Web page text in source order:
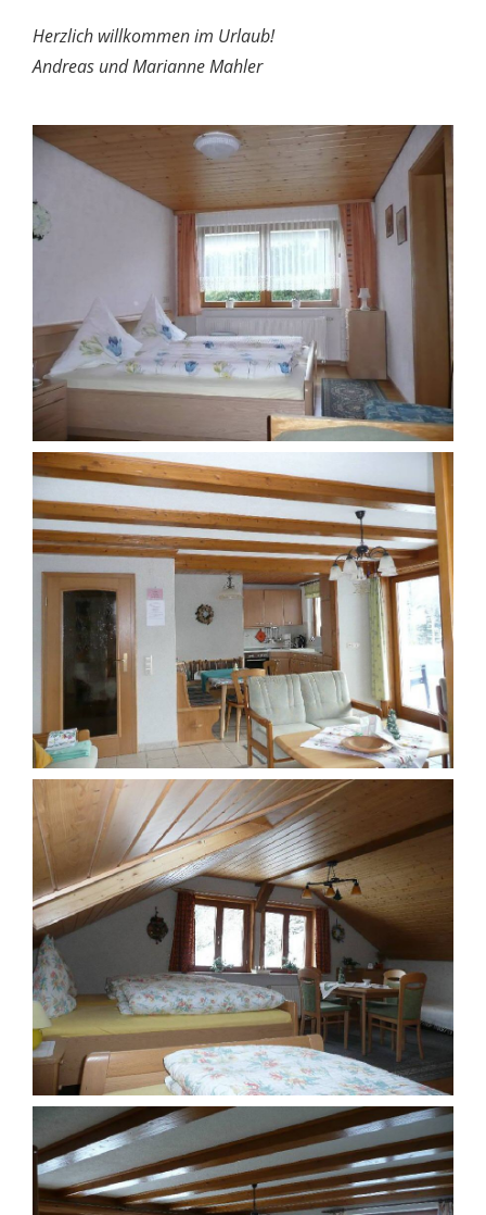
Herzlich willkommen im Urlaub!
Andreas und Marianne Mahler